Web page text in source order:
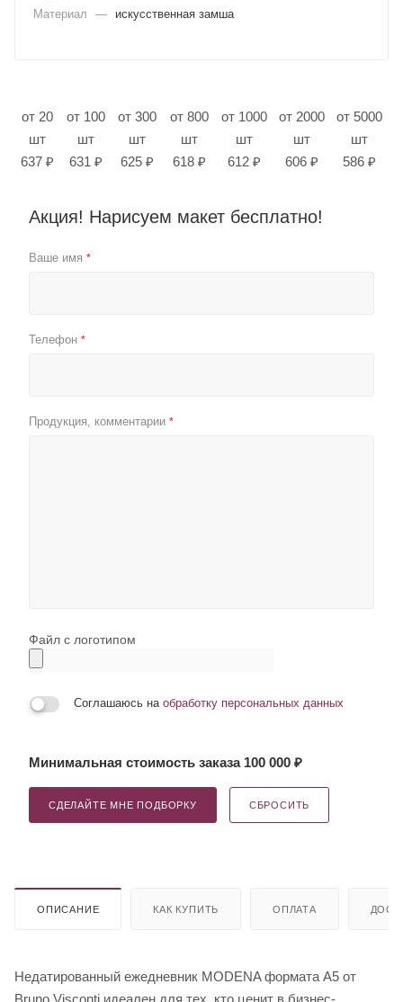
Материал
— искусственная замша
от 20
шт
637 ₽
от 100
шт
631 ₽
от 300
шт
625 ₽
от 800
шт
618 ₽
от 1000
шт
612 ₽
от 2000
шт
606 ₽
от 5000
шт
586 ₽
Акция! Нарисуем макет бесплатно!
Ваше имя *
Телефон *
Продукция, комментарии *
Файл с логотипом
Соглашаюсь на обработку персональных данных
Минимальная стоимость заказа 100 000 ₽
СДЕЛАЙТЕ МНЕ ПОДБОРКУ СБРОСИТЬ
ОПИСАНИЕ КАК КУПИТЬ ОПЛАТА
Недатированный ежедневник MODENA формата А5 от
Bruno Visconti идеален для тех, кто ценит в бизнес-